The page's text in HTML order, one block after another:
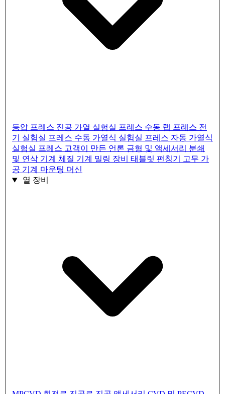
등압 프레스 진공 가열 실험실 프레스 수동 랩 프레스 전
기 실험실 프레스 수동 가열식 실험실 프레스 자동 가열식
실험실 프레스 고객이 만든 언론 금형 및 액세서리 분쇄
및 연삭 기계 체질 기계 밀링 장비 태블릿 펀칭기 고무 가
공 기계 마운팅 머신
열 장비